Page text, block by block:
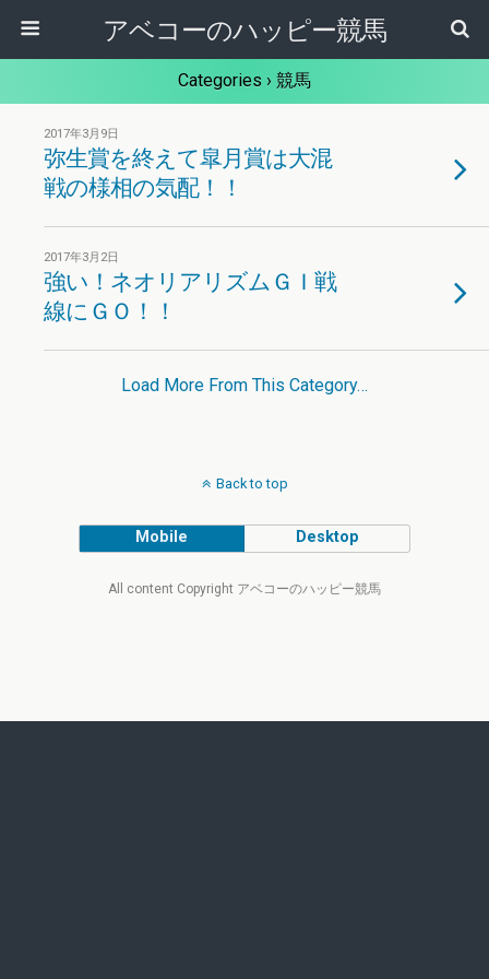
アベコーのハッピー競馬
Categories › 競馬
2017年3月9日
弥生賞を終えて皐月賞は大混
戦の様相の気配！！
2017年3月2日
強い！ネオリアリズムＧＩ戦
線にＧＯ！！
Load More From This Category…
Back to top
Mobile Desktop
All content Copyright アベコーのハッピー競馬